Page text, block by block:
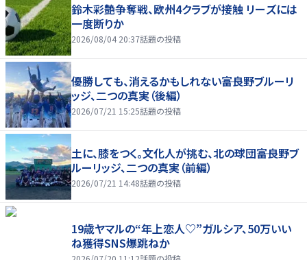
鈴木彩艶争奪戦、欧州4クラブが接触 リーズには
一度断りか
2026/08/04 20:37話題の投稿
優勝しても、消えるかもしれない――富良野ブルーリ
ッジ、二つの真実（後編）
2026/07/21 15:25話題の投稿
土に、膝をつく。文化人が挑む、北の球団――富良野ブ
ルーリッジ、二つの真実（前編）
2026/07/21 14:48話題の投稿
19歳ヤマルの“年上恋人♡”ガルシア、50万いい
ね獲得SNS爆跳ねか